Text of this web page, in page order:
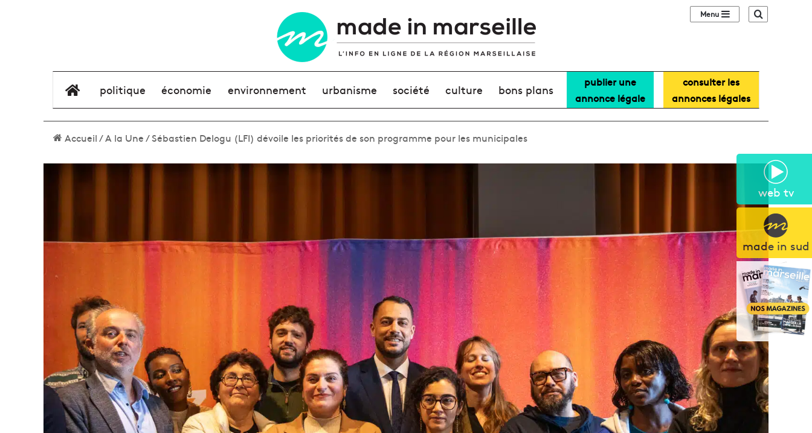
web tv
made in sud
Sidebar (barre
élément de menu
politique économie environnement urbanisme société culture bons plans
publier une
annonce légale
consulter les
annonces légales
Accueil/A la Une/Sébastien Delogu (LFI) dévoile les priorités de son programme pour les municipales